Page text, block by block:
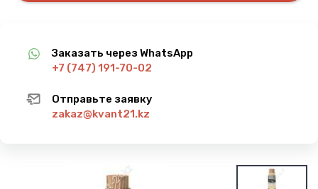
Заказать через WhatsApp
+7 (747) 191-70-02
Отправьте заявку
zakaz@kvant21.kz